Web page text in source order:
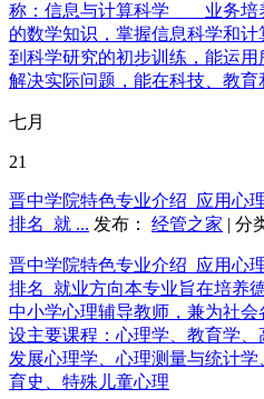
称：信息与计算科学 业务培
的数学知识，掌握信息科学和
到科学研究的初步训练，能运
解决实际问题，能在科技、教育
七月
21
晋中学院特色专业介绍_应用心
排名_就 ... 发布： 经管之家 | 分
晋中学院特色专业介绍_应用心
排名_就业方向本专业旨在培养
中小学心理辅导教师，兼为社
设主要课程：心理学、教育学
发展心理学、心理测量与统计
育史、特殊儿童心理